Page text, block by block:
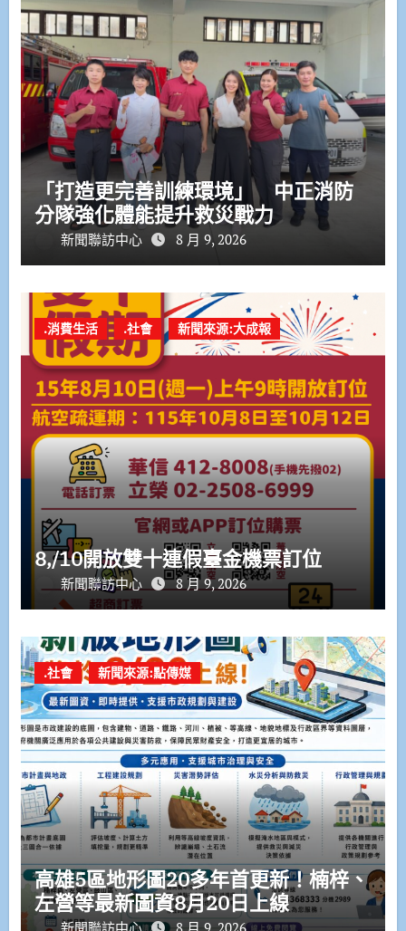
「打造更完善訓練環境」 中正消防
分隊強化體能提升救災戰力
新聞聯訪中心 8 月 9, 2026
.消費生活 .社會 新聞來源:大成報
8,/10開放雙十連假臺金機票訂位
新聞聯訪中心 8 月 9, 2026
.社會 新聞來源:點傳媒
高雄5區地形圖20多年首更新！楠梓、
左營等最新圖資8月20日上線
新聞聯訪中心 8 月 9, 2026